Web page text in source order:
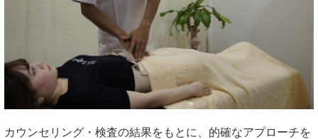
カウンセリング・検査の結果をもとに、的確なアプローチを